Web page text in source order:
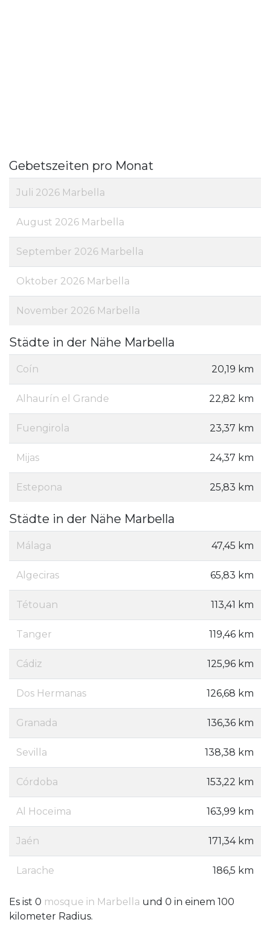
Gebetszeiten pro Monat
Juli 2026 Marbella
August 2026 Marbella
September 2026 Marbella
Oktober 2026 Marbella
November 2026 Marbella
Städte in der Nähe Marbella
Coín 20,19 km
Alhaurín el Grande 22,82 km
Fuengirola 23,37 km
Mijas 24,37 km
Estepona 25,83 km
Städte in der Nähe Marbella
Málaga 47,45 km
Algeciras 65,83 km
Tétouan 113,41 km
Tanger 119,46 km
Cádiz 125,96 km
Dos Hermanas 126,68 km
Granada 136,36 km
Sevilla 138,38 km
Córdoba 153,22 km
Al Hoceïma 163,99 km
Jaén 171,34 km
Larache 186,5 km
Es ist 0 mosque in Marbella und 0 in einem 100
kilometer Radius.